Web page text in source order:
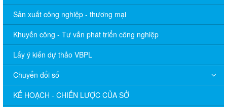
Sản xuất công nghiệp - thương mại
Khuyến công - Tư vấn phát triển công nghiệp
Lấy ý kiến dự thảo VBPL
Chuyển đổi số
KẾ HOẠCH - CHIẾN LƯỢC CỦA SỞ